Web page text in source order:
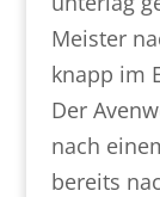
Meister
knapp im
Der
nach
bereits